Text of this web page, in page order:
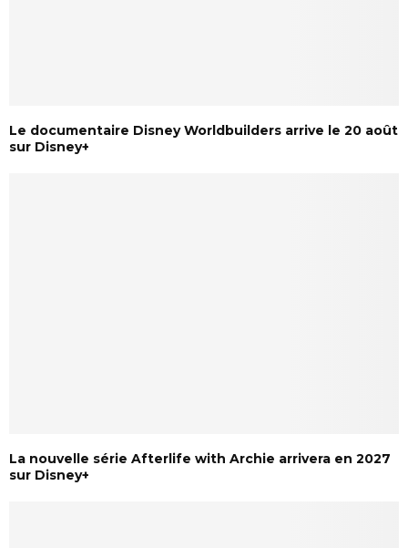
Le documentaire Disney Worldbuilders arrive le 20 août
sur Disney+
La nouvelle série Afterlife with Archie arrivera en 2027
sur Disney+